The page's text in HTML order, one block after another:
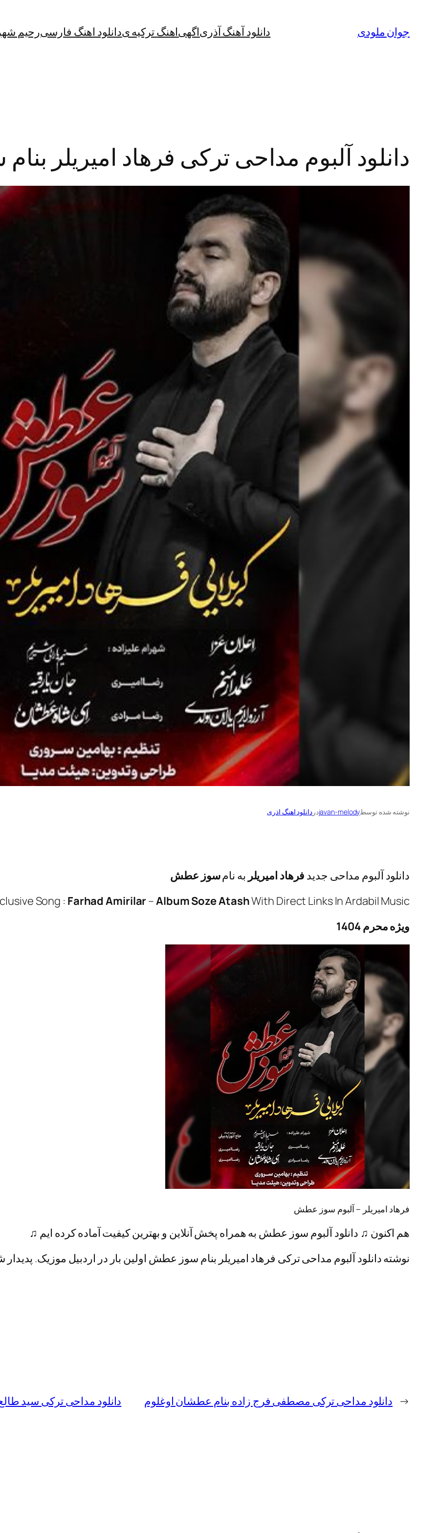
جوان ملودی دانلود آهنگ آذریاگهیاهنگ ترکیه یدانلود اهنگ فارسیرحیم
دانلود آلبوم مداحی ترکی فرهاد امیریلر
نوشته شده توسطjavan-melodyدردانلود اهنگ اذری
دانلود آلبوم مداحی جدید فرهاد امیریلر به نامسوز عطش
Song : Farhad Amirilar–Album Soze AtashWith Direct Links In Ardabil Music
ویژه محرم 1404
فرهاد امیریلر – آلبوم سوز عطش
هم اکنون ♫ دانلود آلبوم سوز عطش به همراه پخش آنلاین و بهترین کیفیت آماده کرده ایم ♫
نوشته دانلود آلبوم مداحی ترکی فرهاد امیریلر بنام سوز عطش اولین بار در اردبیل موزیک. پدیدار
← دانلود مداحی ترکی مصطفی فرج زاده بنام عطشان اوغلوم دانلود مداحی ترکی سید